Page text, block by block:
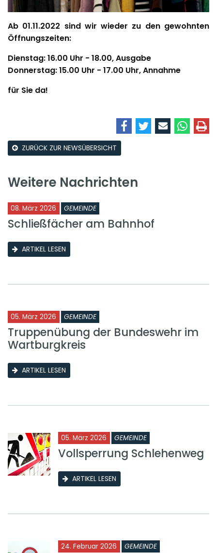
Ab 01.11.2022 sind wir wieder zu den gewohnten
Öffnungszeiten:
Dienstag: 16.00 Uhr - 18.00, Ausgabe
Donnerstag: 15.00 Uhr - 17.00 Uhr, Annahme
für Sie da!
ZURÜCK ZUR NEWSÜBERSICHT
Weitere Nachrichten
08. März 2026 GEMEINDE
Schließfächer am Bahnhof
ARTIKEL LESEN
05. März 2026 GEMEINDE
Truppenübung der Bundeswehr im
Wartburgkreis
ARTIKEL LESEN
05. März 2026 GEMEINDE
Vollsperrung Schlehenweg
ARTIKEL LESEN
24. Februar 2026 GEMEINDE